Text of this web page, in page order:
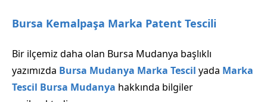
Bursa Kemalpaşa Marka Patent Tescili
Bir ilçemiz daha olan Bursa Mudanya başlıklı
yazımızda Bursa Mudanya Marka Tescil yada Marka
Tescil Bursa Mudanya hakkında bilgiler